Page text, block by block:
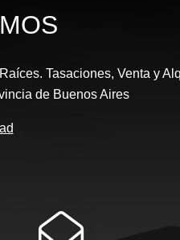
Tasaciones, Venta y
de Buenos Aires